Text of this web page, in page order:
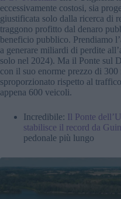
eccessivamente costosi, sia
giustificata solo dalla ricerca di
traggono profitto dal denaro
beneficio pubblico. Prendiamo
a generare miliardi di perdite
solo nel 2024). Ma il Ponte sul
con il suo enorme prezzo di
sproporzionato rispetto al
appena 600 veicoli.
Incredibile: Il Ponte
stabilisce il record da
pedonale più lungo